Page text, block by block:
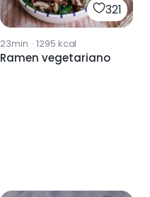
321
23min · 1295 kcal
Ramen vegetariano